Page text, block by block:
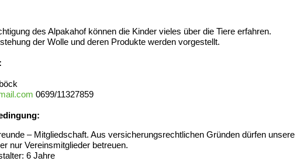
des Alpakahof können die Kinder vieles über die Tiere erfahren.
der Wolle und deren Produkte werden vorgestellt.
0699/11327859
– Mitgliedschaft. Aus versicherungsrechtlichen Gründen dürfen unsere
nur Vereinsmitglieder betreuen.
6 Jahre